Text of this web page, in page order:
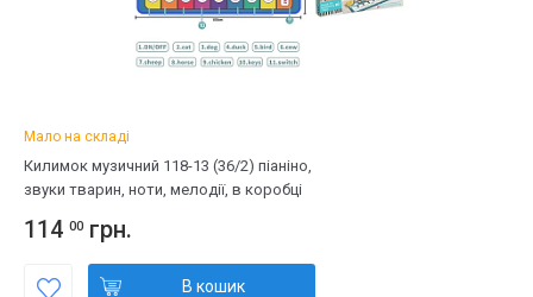
Мало на складі
Килимок музичний 118-13 (36/2) піаніно,
звуки тварин, ноти, мелодії, в коробці
114 00 грн.
В кошик